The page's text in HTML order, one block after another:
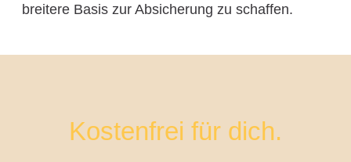
breitere Basis zur Absicherung zu schaffen.
Kostenfrei für dich.